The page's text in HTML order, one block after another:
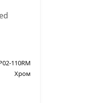
110RM
Хром